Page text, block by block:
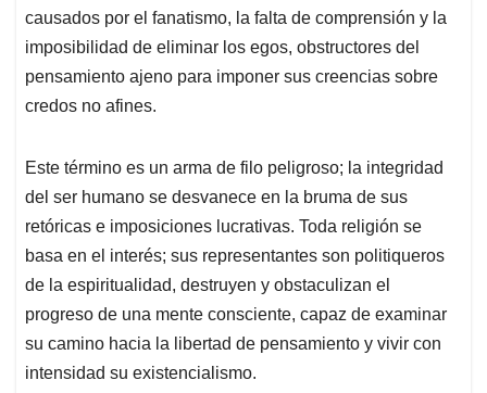
causados por el fanatismo, la falta de comprensión y la
imposibilidad de eliminar los egos, obstructores del
pensamiento ajeno para imponer sus creencias sobre
credos no afines.
Este término es un arma de filo peligroso; la integridad
del ser humano se desvanece en la bruma de sus
retóricas e imposiciones lucrativas. Toda religión se
basa en el interés; sus representantes son politiqueros
de la espiritualidad, destruyen y obstaculizan el
progreso de una mente consciente, capaz de examinar
su camino hacia la libertad de pensamiento y vivir con
intensidad su existencialismo.